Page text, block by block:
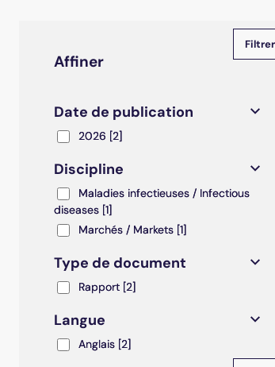
Affiner
Date de publication
20262026 [2]
Discipline
Maladies infectieuses / Infectious
Maladies infectieuses / Infectious
diseases [1]
Marchés / Markets
Marchés / Markets [1]
Type de document
RapportRapport [2]
Langue
AnglaisAnglais [2]